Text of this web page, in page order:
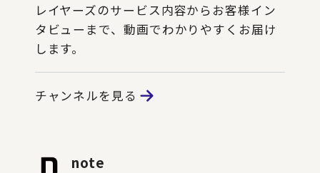
レイヤーズのサービス内容からお客様イン
タビューまで、動画でわかりやすくお届け
します。
チャンネルを見る
note